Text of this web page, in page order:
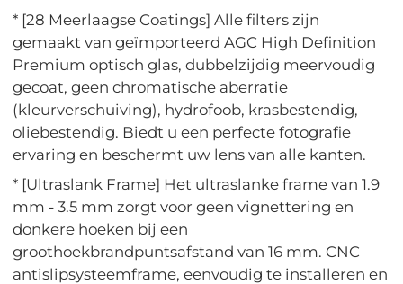
* [28 Meerlaagse Coatings] Alle filters zijn
gemaakt van geïmporteerd AGC High Definition
Premium optisch glas, dubbelzijdig meervoudig
gecoat, geen chromatische aberratie
(kleurverschuiving), hydrofoob, krasbestendig,
oliebestendig. Biedt u een perfecte fotografie
ervaring en beschermt uw lens van alle kanten.
* [Ultraslank Frame] Het ultraslanke frame van 1.9
mm - 3.5 mm zorgt voor geen vignettering en
donkere hoeken bij een
groothoekbrandpuntsafstand van 16 mm. CNC
antislipsysteemframe, eenvoudig te installeren en